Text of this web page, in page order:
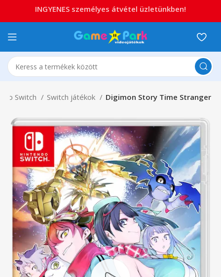
Switch Switch játékok Digimon Story Time Stranger
INGYENES személyes átvétel üzletünkben!